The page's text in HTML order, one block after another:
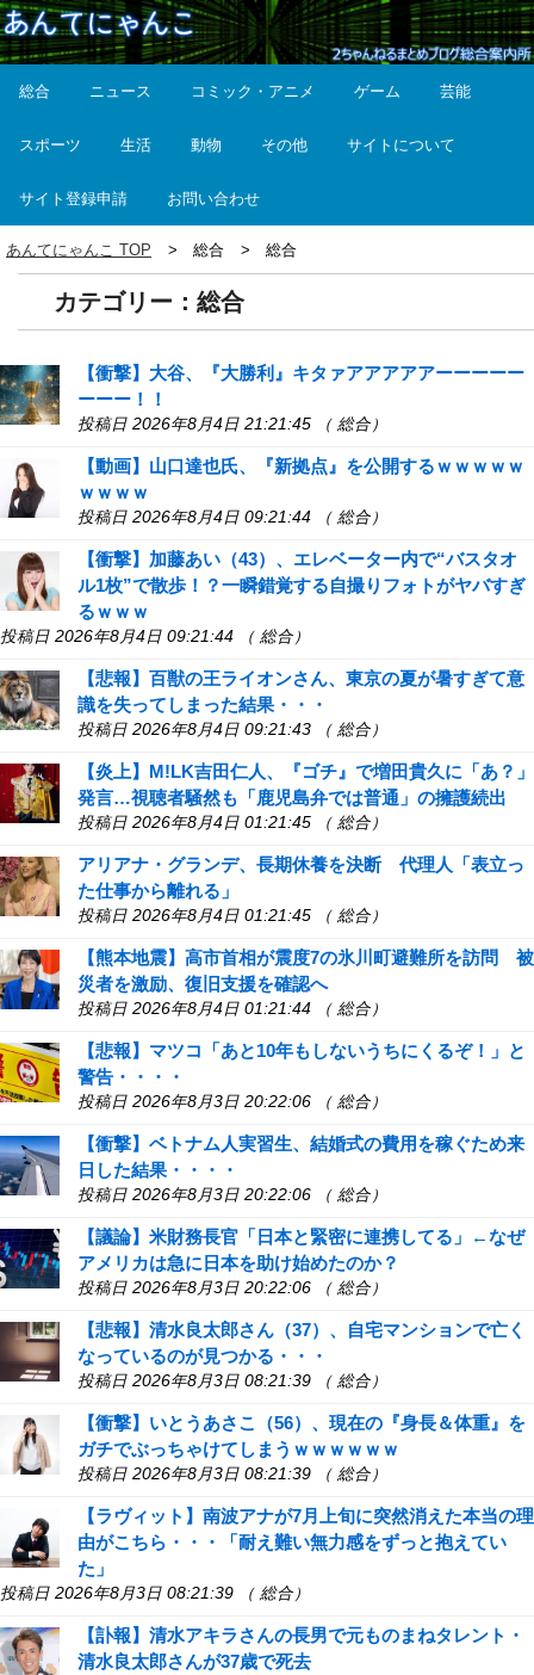
総合 ニュース コミック・アニメ ゲーム 芸能
スポーツ 生活 動物 その他 サイトについて
サイト登録申請 お問い合わせ
あんてにゃんこ TOP 総合 総合
カテゴリー：総合
【衝撃】大谷、『大勝利』キタァアアアアアーーーーー
ーーー！！
投稿日 2026年8月4日 21:21:45 （ 総合）
【動画】山口達也氏、『新拠点』を公開するｗｗｗｗｗ
ｗｗｗｗ
投稿日 2026年8月4日 09:21:44 （ 総合）
【衝撃】加藤あい（43）、エレベーター内で“バスタオ
ル1枚”で散歩！？一瞬錯覚する自撮りフォトがヤバすぎ
るｗｗｗ
投稿日 2026年8月4日 09:21:44 （ 総合）
【悲報】百獣の王ライオンさん、東京の夏が暑すぎて意
識を失ってしまった結果・・・
投稿日 2026年8月4日 09:21:43 （ 総合）
【炎上】M!LK吉田仁人、『ゴチ』で増田貴久に「あ？」
発言…視聴者騒然も「鹿児島弁では普通」の擁護続出
投稿日 2026年8月4日 01:21:45 （ 総合）
アリアナ・グランデ、長期休養を決断 代理人「表立っ
た仕事から離れる」
投稿日 2026年8月4日 01:21:45 （ 総合）
【熊本地震】高市首相が震度7の氷川町避難所を訪問 被
災者を激励、復旧支援を確認へ
投稿日 2026年8月4日 01:21:44 （ 総合）
【悲報】マツコ「あと10年もしないうちにくるぞ！」と
警告・・・・
投稿日 2026年8月3日 20:22:06 （ 総合）
【衝撃】ベトナム人実習生、結婚式の費用を稼ぐため来
日した結果・・・・
投稿日 2026年8月3日 20:22:06 （ 総合）
【議論】米財務長官「日本と緊密に連携してる」←なぜ
アメリカは急に日本を助け始めたのか？
投稿日 2026年8月3日 20:22:06 （ 総合）
【悲報】清水良太郎さん（37）、自宅マンションで亡く
なっているのが見つかる・・・
投稿日 2026年8月3日 08:21:39 （ 総合）
【衝撃】いとうあさこ（56）、現在の『身長＆体重』を
ガチでぶっちゃけてしまうｗｗｗｗｗｗ
投稿日 2026年8月3日 08:21:39 （ 総合）
【ラヴィット】南波アナが7月上旬に突然消えた本当の理
由がこちら・・・「耐え難い無力感をずっと抱えてい
た」
投稿日 2026年8月3日 08:21:39 （ 総合）
【訃報】清水アキラさんの長男で元ものまねタレント・
清水良太郎さんが37歳で死去